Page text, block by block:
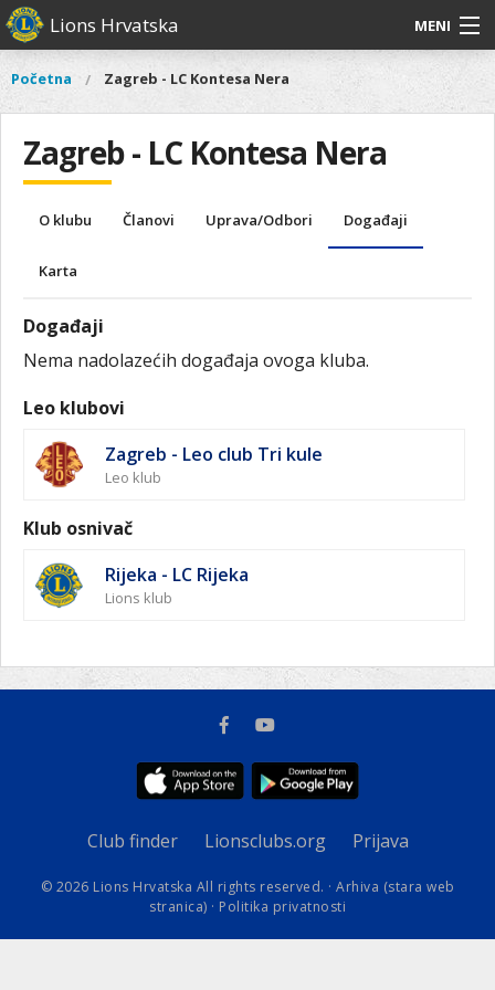
Skoči
na
sadržaj
Lions Hrvatska MENI
O nama
Naši projekti
Aktivnosti
Glavni
O
nama
Distrikt
126
Aktivnosti
Vi
ste
ovdje
Početna Zagreb - LC Kontesa Nera
Zagreb - LC Kontesa Nera
O klubu Članovi Uprava/Odbori Događaji
Karta
Događaji
Nema nadolazećih događaja ovoga kluba.
Leo klubovi
Zagreb - Leo club Tri kule
Leo klub
Klub osnivač
Rijeka - LC Rijeka
Lions klub
Club finder Lionsclubs.org Prijava
© 2026 Lions Hrvatska All rights reserved. · Arhiva (stara web
stranica) · Politika privatnosti